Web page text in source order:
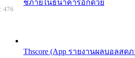
ช้ภายในธนาคารอีกด้วย
Thscore (App รายงานผลบอลส
476